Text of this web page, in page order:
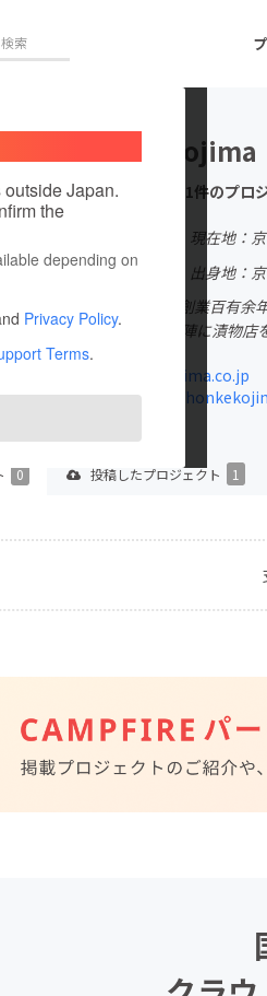
ジェクト 注目のリターン
写真 音
ジー・ガジェット
ゲ
画
・起業
チ
り・地域活性化
Japan.
the
depending on
Privacy Policy.
Terms.
honkekojima
これまでに1件のプロ
現在地：
出身国：日本
出身地：
本家こじまは創業百有
す。 そんな西陣に漬物店
honkekojima.co.jp
tsuku2.jp/
0 投稿したプロジェクト 1